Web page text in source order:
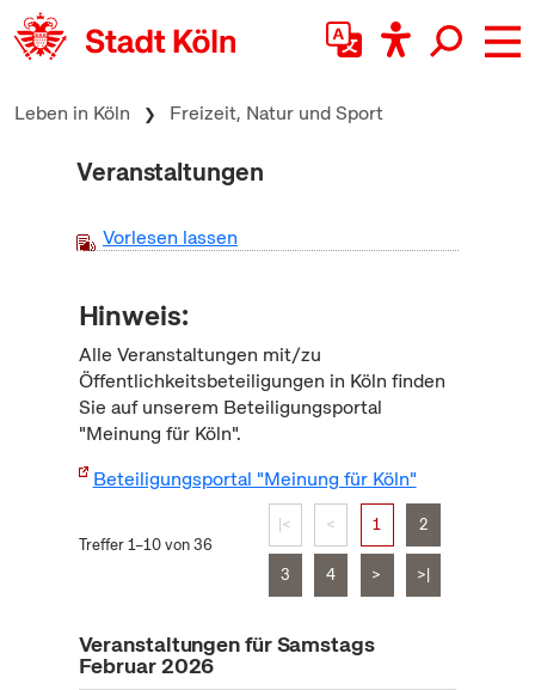
zum Inhalt springen
Leben in Köln Freizeit, Natur und Sport
Veranstaltungen
Vorlesen lassen
Hinweis:
Alle Veranstaltungen mit/zu
Öffentlichkeitsbeteiligungen in Köln finden
Sie auf unserem Beteiligungsportal
"Meinung für Köln".
Beteiligungsportal "Meinung für Köln"
Treffer 1–10 von 36
|< < 1 2
3 4 > >|
Veranstaltungen für Samstags
Februar 2026